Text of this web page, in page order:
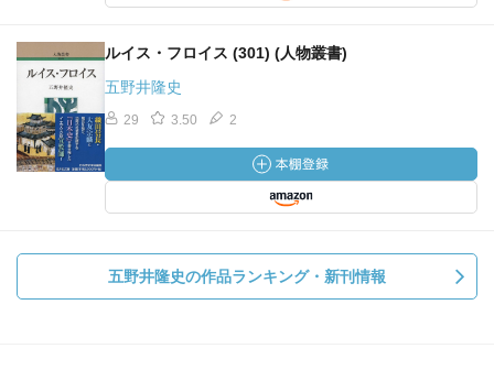
ルイス・フロイス (301) (人物叢書)
五野井隆史
29 3.50 2
五野井隆史の作品ランキング・新刊情報